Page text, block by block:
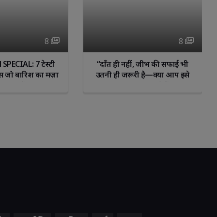
8
जीभ की सफाई भी
है—क्या आप इसे
8
गर्मियों में शादी के लिए चेहरा कैसे
बनाएं फ्रेश और ग्लोइंग –नेचुरल ग्लो